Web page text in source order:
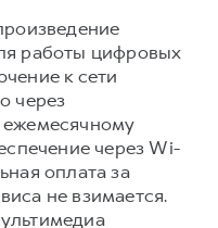
работы цифровых
к сети
через
через Wi-
оплата за
не взимается.